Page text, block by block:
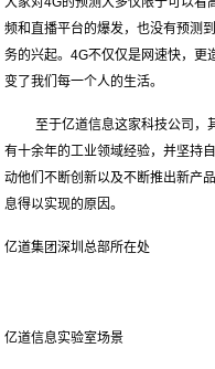
频和直播平台的爆发，也没有预测
务的兴起。4G不仅仅是网速快，更
变了我们每一个人的生活。
至于亿道信息这家科技公司，
有十余年的工业领域经验，并坚持
动他们不断创新以及不断推出新产
息得以实现的原因。
亿道集团深圳总部所在处
亿道信息实验室场景